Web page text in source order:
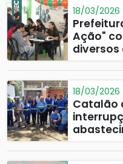
18/03/2026
Ação"
diversos
18/03/2026
Catalão